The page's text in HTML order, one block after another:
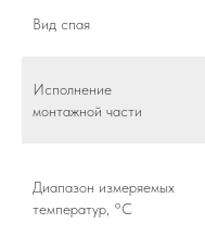
Вид спая
Исполнение
монтажной части
Диапазон измеряемых
температур, °С